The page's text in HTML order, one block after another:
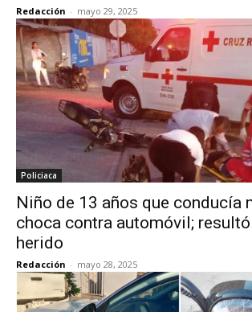
Redacción - mayo 29, 2025
Policiaca
Niño de 13 años que conducía
choca contra automóvil;
herido
Redacción - mayo 28, 2025